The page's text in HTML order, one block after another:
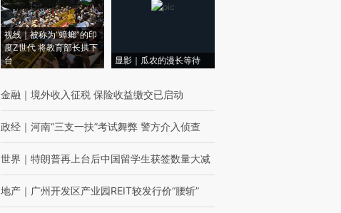
视线｜被称为“蟑螂”的印
度Z世代 将教育部长拱下
台
显影｜瓜农的漫长等待
金融 ｜ 境外收入征税 保险收益缴交已启动
政经 ｜ 河南“三支一扶”考试舞弊 警方介入侦查
世界 ｜ 特朗普再上台后中国留学生获签数量大减
地产 ｜ 广州开发区产业园REIT较发行价“腰斩”